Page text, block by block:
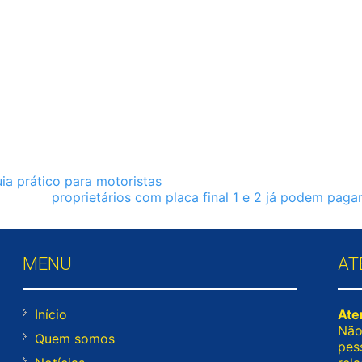
prático para motoristas
proprietários com placa final 1 e 2 já podem
MENU
Início
Quem somos